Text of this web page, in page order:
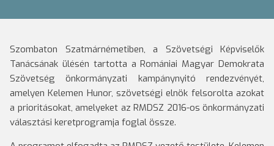
Szombaton Szatmárnémetiben, a Szövetségi Képviselők
Tanácsának ülésén tartotta a Romániai Magyar Demokrata
Szövetség önkormányzati kampánynyitó rendezvényét,
amelyen Kelemen Hunor, szövetségi elnök felsorolta azokat
a prioritásokat, amelyeket az RMDSZ 2016-os önkormányzati
választási keretprogramja foglal össze.